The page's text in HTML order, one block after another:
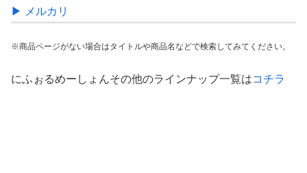
▶︎ メルカリ
※商品ページがない場合はタイトルや商品名などで検索してみてください。
にふぉるめーしょんその他のラインナップ一覧はコチラ